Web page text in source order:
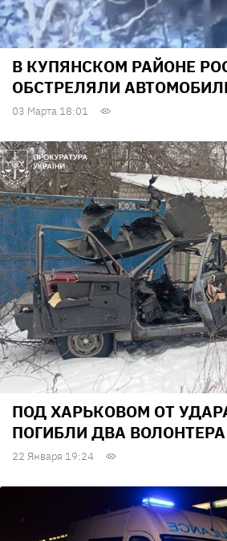
В КУПЯНСКОМ РАЙОНЕ
ОБСТРЕЛЯЛИ
03 Марта 18:01
ПОД ХАРЬКОВОМ ОТ
ПОГИБЛИ ДВА ВОЛОНТЕРА
22 Января 19:24